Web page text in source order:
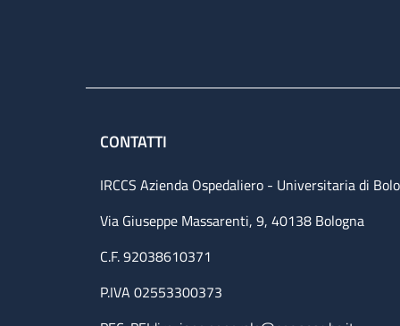
CONTATTI
IRCCS Azienda Ospedaliero - Universitaria di
Via Giuseppe Massarenti, 9, 40138 Bologna
C.F. 92038610371
P.IVA 02553300373